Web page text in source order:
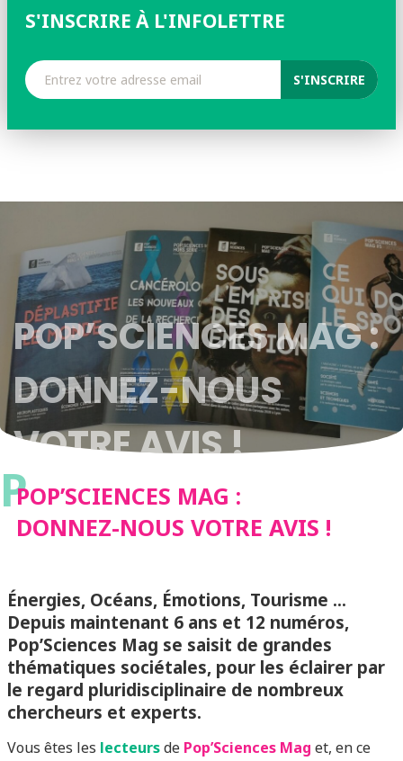
S'INSCRIRE À L'INFOLETTRE
POP’SCIENCES MAG :
DONNEZ-NOUS
VOTRE AVIS !
PPOP’SCIENCES MAG :
DONNEZ-NOUS VOTRE AVIS !
Énergies, Océans, Émotions, Tourisme …
Depuis maintenant 6 ans et 12 numéros,
Pop’Sciences Mag se saisit de grandes
thématiques sociétales, pour les éclairer par
le regard pluridisciplinaire de nombreux
chercheurs et experts.
Vous êtes les lecteursde Pop’Sciences Mag et, en ce